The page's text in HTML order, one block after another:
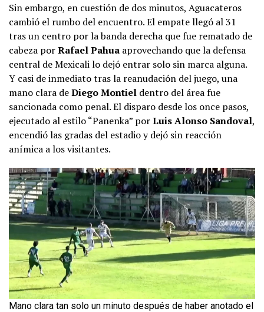
Sin embargo, en cuestión de dos minutos, Aguacateros
cambió el rumbo del encuentro. El empate llegó al 31
tras un centro por la banda derecha que fue rematado de
cabeza porRafael Pahua aprovechando que la defensa
central de Mexicali lo dejó entrar solo sin marca alguna.
Y casi de inmediato tras la reanudación del juego, una
mano clara deDiego Montiel dentro del área fue
sancionada como penal. El disparo desde los once pasos,
ejecutado al estilo “Panenka” porLuis Alonso Sandoval,
encendió las gradas del estadio y dejó sin reacción
anímica a los visitantes.
Mano clara tan solo un minuto después de haber anotado el